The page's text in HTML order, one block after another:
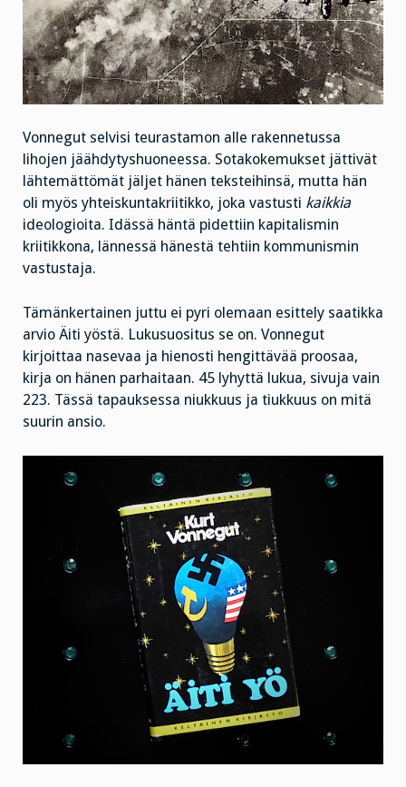
Vonnegut selvisi teurastamon alle rakennetussa
lihojen jäähdytyshuoneessa. Sotakokemukset jättivät
lähtemättömät jäljet hänen teksteihinsä, mutta hän
oli myös yhteiskuntakriitikko, joka vastusti kaikkia
ideologioita. Idässä häntä pidettiin kapitalismin
kriitikkona, lännessä hänestä tehtiin kommunismin
vastustaja.
Tämänkertainen juttu ei pyri olemaan esittely saatikka
arvio Äiti yöstä. Lukusuositus se on. Vonnegut
kirjoittaa nasevaa ja hienosti hengittävää proosaa,
kirja on hänen parhaitaan. 45 lyhyttä lukua, sivuja vain
223. Tässä tapauksessa niukkuus ja tiukkuus on mitä
suurin ansio.